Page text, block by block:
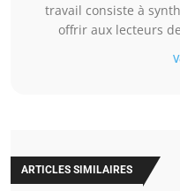
travail consiste à
offrir aux lecteurs
ARTICLES SIMILAIRES